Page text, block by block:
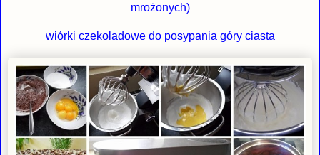
mrożonych)
wiórki czekoladowe do posypania góry ciasta